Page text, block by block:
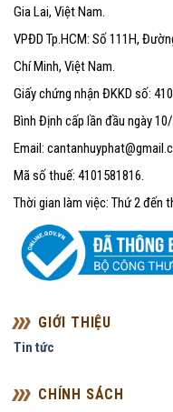
Gia Lai, Việt Nam.
VPĐD Tp.HCM: Số 111H,
Chí Minh, Việt Nam.
Giấy chứng nhận ĐKKD số:
Bình Định cấp lần đầu ngày
Email:
Mã số thuế: 4101581816.
Thời gian làm việc: Thứ 2 đến
GIỚI THIỆU
Tin tức
CHÍNH SÁCH